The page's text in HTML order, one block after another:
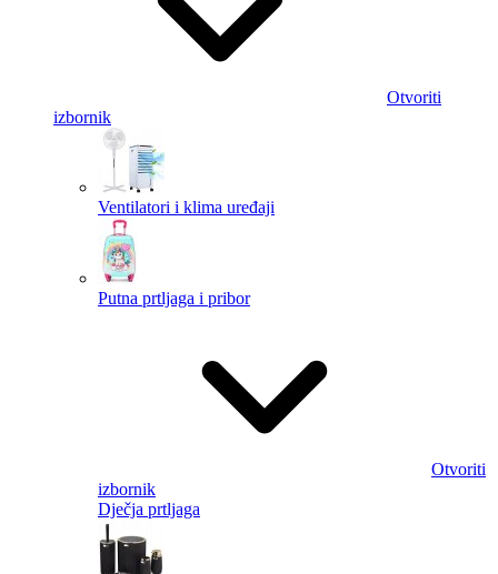
Otvoriti
izbornik
Ventilatori i klima uređaji
Putna prtljaga i pribor
Otvoriti
izbornik
Dječja prtljaga